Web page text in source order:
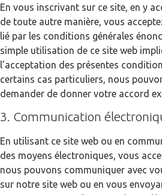
En vous inscrivant sur ce site, en y
de toute autre manière, vous
lié par les conditions générales
simple utilisation de ce site web
l’acceptation des présentes
certains cas particuliers, nous
demander de donner votre accord
3. Communication
En utilisant ce site web ou en
des moyens électroniques, vous
nous pouvons communiquer avec
sur notre site web ou en vous